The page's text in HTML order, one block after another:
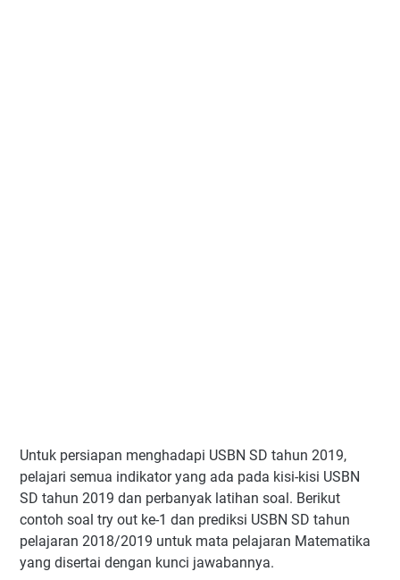
Untuk persiapan menghadapi USBN SD tahun 2019,
pelajari semua indikator yang ada pada kisi-kisi USBN
SD tahun 2019 dan perbanyak latihan soal. Berikut
contoh soal try out ke-1 dan prediksi USBN SD tahun
pelajaran 2018/2019 untuk mata pelajaran Matematika
yang disertai dengan kunci jawabannya.